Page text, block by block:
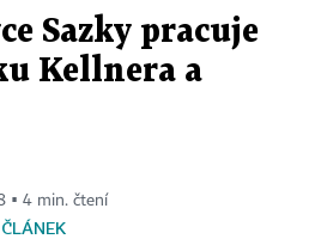
Sazky pracuje
Kellnera a
▪ 4 min. čtení